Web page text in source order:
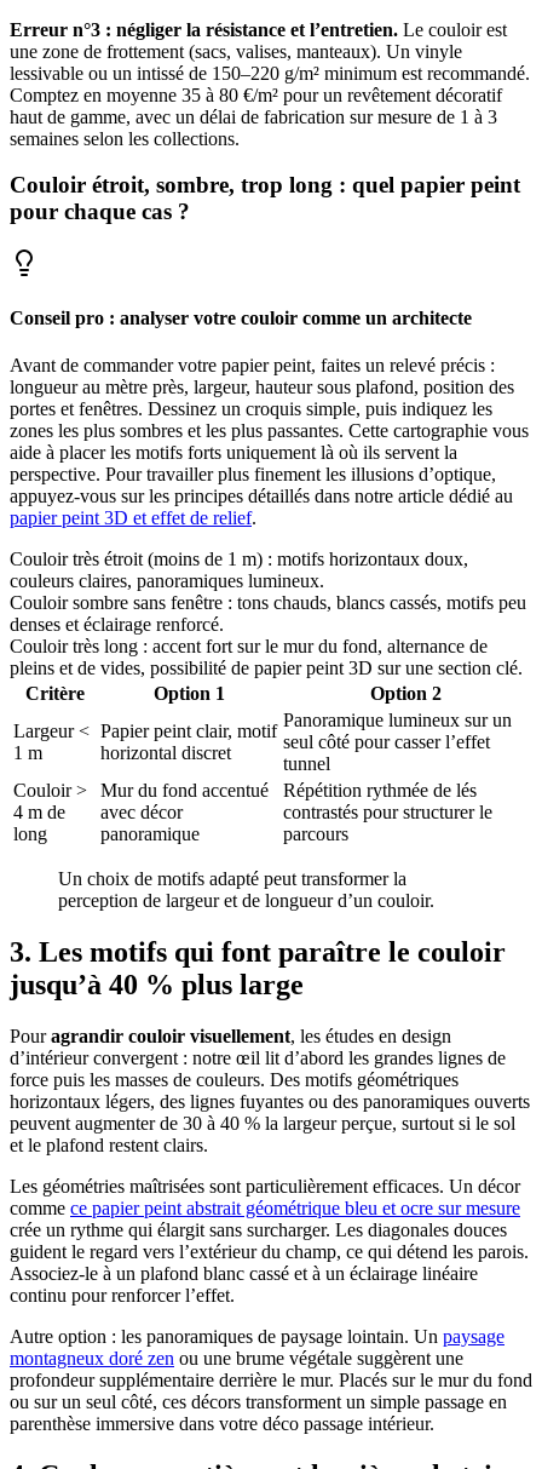
Erreur n°3 : négliger la résistance et l’entretien. Le couloir est
une zone de frottement (sacs, valises, manteaux). Un vinyle
lessivable ou un intissé de 150–220 g/m² minimum est recommandé.
Comptez en moyenne 35 à 80 €/m² pour un revêtement décoratif
haut de gamme, avec un délai de fabrication sur mesure de 1 à 3
semaines selon les collections.
Couloir étroit, sombre, trop long : quel papier peint
pour chaque cas ?
Conseil pro : analyser votre couloir comme un architecte
Avant de commander votre papier peint, faites un relevé précis :
longueur au mètre près, largeur, hauteur sous plafond, position des
portes et fenêtres. Dessinez un croquis simple, puis indiquez les
zones les plus sombres et les plus passantes. Cette cartographie vous
aide à placer les motifs forts uniquement là où ils servent la
perspective. Pour travailler plus finement les illusions d’optique,
appuyez-vous sur les principes détaillés dans notre article dédié au
papier peint 3D et effet de relief.
Couloir très étroit (moins de 1 m) : motifs horizontaux doux,
couleurs claires, panoramiques lumineux.
Couloir sombre sans fenêtre : tons chauds, blancs cassés, motifs peu
denses et éclairage renforcé.
Couloir très long : accent fort sur le mur du fond, alternance de
pleins et de vides, possibilité de papier peint 3D sur une section clé.
Critère
Option 1
Option 2
Largeur <
1 m
Papier peint clair, motif
horizontal discret
Panoramique lumineux sur un
seul côté pour casser l’effet
tunnel
Couloir >
4 m de
long
Mur du fond accentué
avec décor
panoramique
Répétition rythmée de lés
contrastés pour structurer le
parcours
Un choix de motifs adapté peut transformer la
perception de largeur et de longueur d’un couloir.
3. Les motifs qui font paraître le couloir
jusqu’à 40 % plus large
Pouragrandir couloir visuellement, les études en design
d’intérieur convergent : notre œil lit d’abord les grandes lignes de
force puis les masses de couleurs. Des motifs géométriques
horizontaux légers, des lignes fuyantes ou des panoramiques ouverts
peuvent augmenter de 30 à 40 % la largeur perçue, surtout si le sol
et le plafond restent clairs.
Les géométries maîtrisées sont particulièrement efficaces. Un décor
comme ce papier peint abstrait géométrique bleu et ocre sur mesure
crée un rythme qui élargit sans surcharger. Les diagonales douces
guident le regard vers l’extérieur du champ, ce qui détend les parois.
Associez-le à un plafond blanc cassé et à un éclairage linéaire
continu pour renforcer l’effet.
Autre option : les panoramiques de paysage lointain. Un paysage
montagneux doré zen ou une brume végétale suggèrent une
profondeur supplémentaire derrière le mur. Placés sur le mur du fond
ou sur un seul côté, ces décors transforment un simple passage en
parenthèse immersive dans votre déco passage intérieur.